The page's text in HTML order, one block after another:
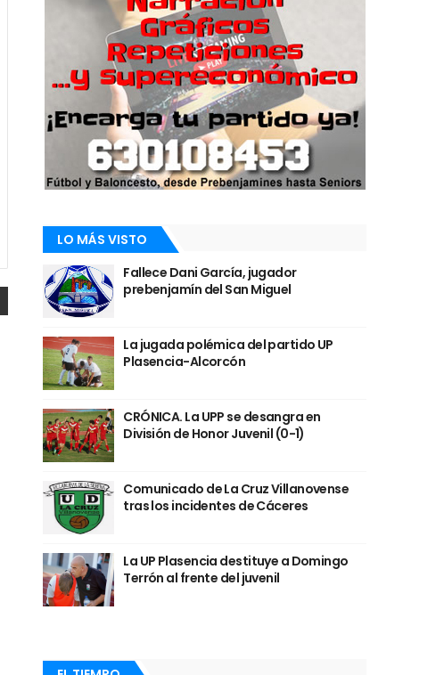
LO MÁS VISTO
Fallece Dani García, jugador
prebenjamín del San Miguel
La jugada polémica del partido UP
Plasencia-Alcorcón
CRÓNICA. La UPP se desangra en
División de Honor Juvenil (0-1)
Comunicado de La Cruz Villanovense
tras los incidentes de Cáceres
La UP Plasencia destituye a Domingo
Terrón al frente del juvenil